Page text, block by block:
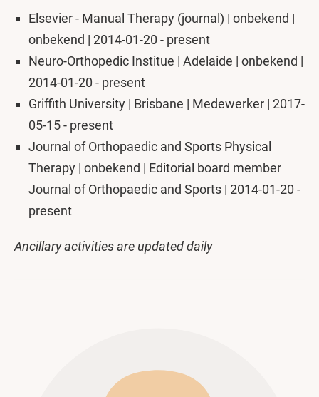
Elsevier - Manual Therapy (journal) | onbekend |
onbekend | 2014-01-20 - present
Neuro-Orthopedic Institue | Adelaide | onbekend |
2014-01-20 - present
Griffith University | Brisbane | Medewerker | 2017-
05-15 - present
Journal of Orthopaedic and Sports Physical
Therapy | onbekend | Editorial board member
Journal of Orthopaedic and Sports | 2014-01-20 -
present
Ancillary activities are updated daily